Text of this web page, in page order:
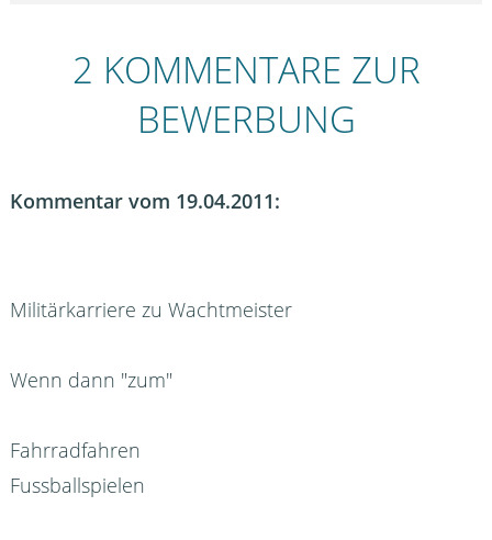
2 KOMMENTARE ZUR
BEWERBUNG
Kommentar vom 19.04.2011:
Militärkarriere zu Wachtmeister
Wenn dann "zum"
Fahrradfahren
Fussballspielen